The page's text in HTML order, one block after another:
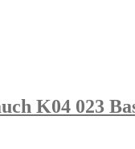
K04 023